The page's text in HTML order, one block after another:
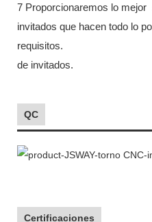
7 Proporcionaremos lo mejor
invitados que hacen todo lo
requisitos.
de invitados.
QC
Certificaciones